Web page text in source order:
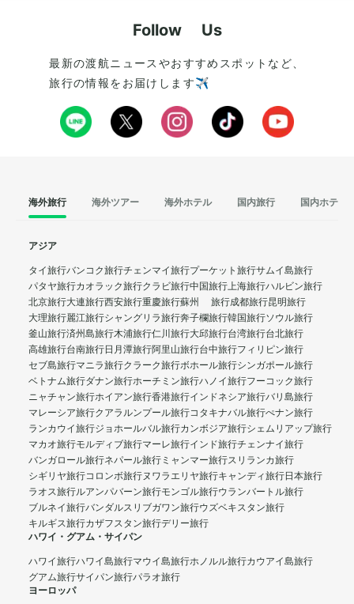
Follow Us
最新の渡航ニュースやおすすめスポットなど、
旅行の情報をお届けします✈️
海外旅行 海外ツアー 海外ホテル 国内旅行 国内ホテル
アジア
タイ旅行バンコク旅行チェンマイ旅行プーケット旅行サムイ島旅行
パタヤ旅行カオラック旅行クラビ旅行中国旅行上海旅行ハルビン旅行
北京旅行大連旅行西安旅行重慶旅行蘇州 旅行成都旅行昆明旅行
大理旅行麗江旅行シャングリラ旅行奔子欄旅行韓国旅行ソウル旅行
釜山旅行済州島旅行木浦旅行仁川旅行大邱旅行台湾旅行台北旅行
高雄旅行台南旅行日月潭旅行阿里山旅行台中旅行フィリピン旅行
セブ島旅行マニラ旅行クラーク旅行ボホール旅行シンガポール旅行
ベトナム旅行ダナン旅行ホーチミン旅行ハノイ旅行フーコック旅行
ニャチャン旅行ホイアン旅行香港旅行インドネシア旅行バリ島旅行
マレーシア旅行クアラルンプール旅行コタキナバル旅行ぺナン旅行
ランカウイ旅行ジョホールバル旅行カンボジア旅行シェムリアップ旅行
マカオ旅行モルディブ旅行マーレ旅行インド旅行チェンナイ旅行
バンガロール旅行ネパール旅行 ミャンマー旅行スリランカ旅行
シギリヤ旅行コロンボ旅行ヌワラエリヤ旅行キャンディ旅行日本旅行
ラオス旅行ルアンパバーン旅行モンゴル旅行ウランバートル旅行
ブルネイ旅行バンダルスリブガワン旅行ウズベキスタン旅行
キルギス旅行カザフスタン旅行デリー旅行
ハワイ・グアム・サイパン
ハワイ旅行ハワイ島旅行マウイ島旅行ホノルル旅行カウアイ島旅行
グアム旅行サイパン旅行パラオ旅行
ヨーロッパ